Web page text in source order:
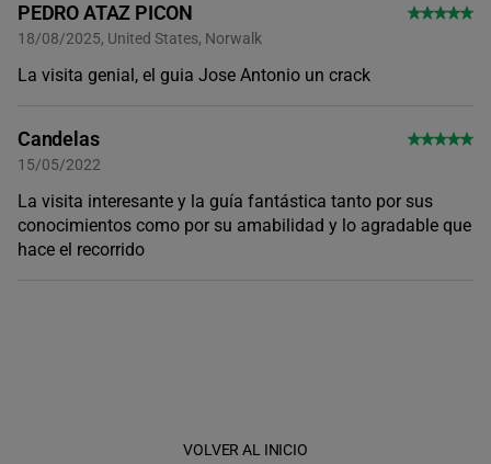
PEDRO ATAZ PICON
18/08/2025, United States, Norwalk
La visita genial, el guia Jose Antonio un crack
Candelas
15/05/2022
La visita interesante y la guía fantástica tanto por sus
conocimientos como por su amabilidad y lo agradable que
hace el recorrido
VOLVER AL INICIO